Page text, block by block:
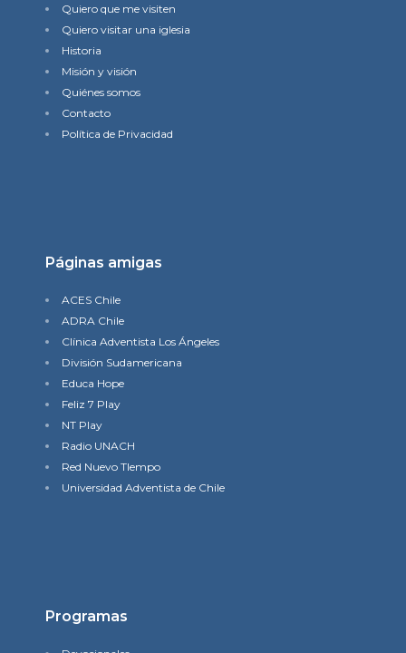
Quiero que me visiten
Quiero visitar una iglesia
Historia
Misión y visión
Quiénes somos
Contacto
Política de Privacidad
Páginas amigas
ACES Chile
ADRA Chile
Clínica Adventista Los Ángeles
División Sudamericana
Educa Hope
Feliz 7 Play
NT Play
Radio UNACH
Red Nuevo TIempo
Universidad Adventista de Chile
Programas